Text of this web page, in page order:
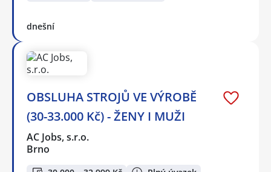
dnešní
OBSLUHA STROJŮ VE VÝROBĚ
(30-33.000 Kč) - ŽENY I MUŽI
AC Jobs, s.r.o.
Brno